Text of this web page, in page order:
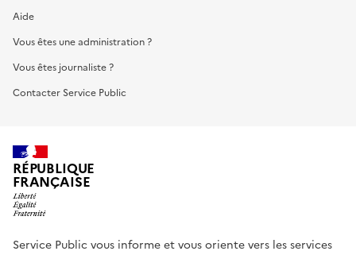
Aide
Vous êtes une administration ?
Vous êtes journaliste ?
Contacter Service Public
RÉPUBLIQUE
FRANÇAISE
Service Public vous informe et vous oriente vers les services